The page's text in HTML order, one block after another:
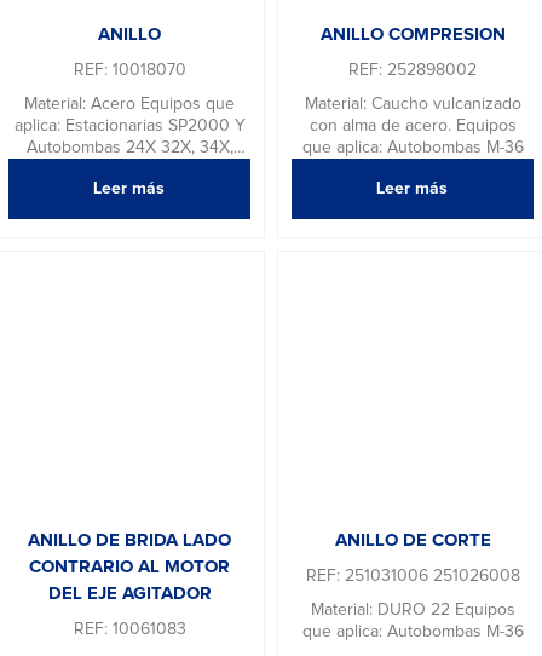
ANILLO
REF: 10018070
Material: Acero Equipos que
aplica: Estacionarias SP2000 Y
Autobombas 24X 32X, 34X,
Leer más
ANILLO COMPRESION
REF: 252898002
Material: Caucho vulcanizado
con alma de acero. Equipos
que aplica: Autobombas M-36
Leer más
ANILLO DE BRIDA LADO
CONTRARIO AL MOTOR
DEL EJE AGITADOR
REF: 10061083
ANILLO DE CORTE
REF: 251031006 251026008
Material: DURO 22 Equipos
que aplica: Autobombas M-36